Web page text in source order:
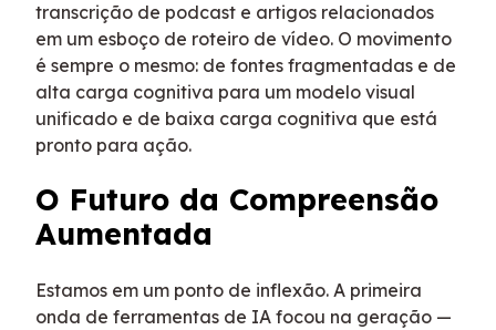
transcrição de podcast e artigos relacionados
em um esboço de roteiro de vídeo. O movimento
é sempre o mesmo: de fontes fragmentadas e de
alta carga cognitiva para um modelo visual
unificado e de baixa carga cognitiva que está
pronto para ação.
O Futuro da Compreensão
Aumentada
Estamos em um ponto de inflexão. A primeira
onda de ferramentas de IA focou na geração —